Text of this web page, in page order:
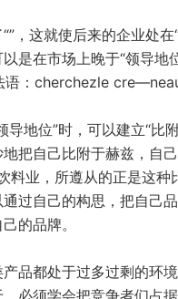
，这就使后来的企业处
是在市场上晚于“领导
语：cherchezle
导地位”时，可以建立“
把自己比附于赫兹，自
料业，所遵从的正是这种
过自己的构思，把自己
的品牌。
品都处于过多过剩的环
必须学会把竞争者们占